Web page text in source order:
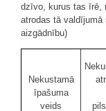
dzīvo, kurus tas īrē,
atrodas tā valdījumā
aizgādnību)
Nekustamā
īpašuma
veids